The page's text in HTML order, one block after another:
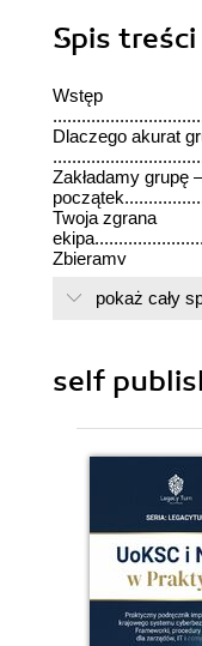
Spis treści
Wstęp
Dlaczego akurat
Zakładamy grupę
Twoja zgrana
Zbieramy
Grupa i Twój
Budowanie
Użyteczne
Reklamy
Zarabianie na
Zakończenie
pokaż cały
self